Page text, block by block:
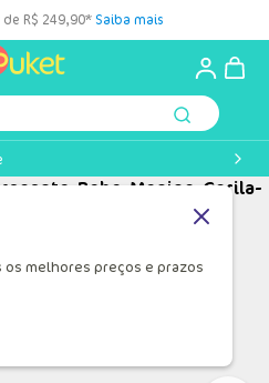
R$ 249,90* Saiba mais
os melhores preços e prazos